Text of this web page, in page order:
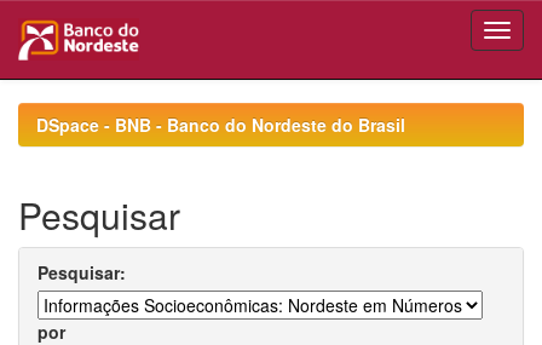
navigationDSpace - BNB - Banco do Nordeste do Brasil
Pesquisar
Pesquisar:
por